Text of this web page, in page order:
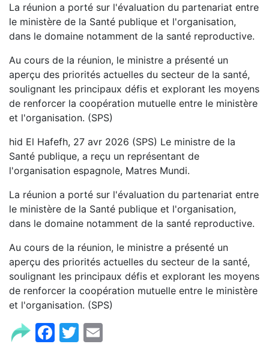
La réunion a porté sur l'évaluation du partenariat entre
le ministère de la Santé publique et l'organisation,
dans le domaine notamment de la santé reproductive.
Au cours de la réunion, le ministre a présenté un
aperçu des priorités actuelles du secteur de la santé,
soulignant les principaux défis et explorant les moyens
de renforcer la coopération mutuelle entre le ministère
et l'organisation. (SPS)
hid El Hafefh, 27 avr 2026 (SPS) Le ministre de la
Santé publique, a reçu un représentant de
l'organisation espagnole, Matres Mundi.
La réunion a porté sur l'évaluation du partenariat entre
le ministère de la Santé publique et l'organisation,
dans le domaine notamment de la santé reproductive.
Au cours de la réunion, le ministre a présenté un
aperçu des priorités actuelles du secteur de la santé,
soulignant les principaux défis et explorant les moyens
de renforcer la coopération mutuelle entre le ministère
et l'organisation. (SPS)
Facebook
Twitter